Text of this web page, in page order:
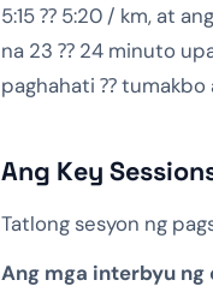
5:15 ⁇ 5:20 / km, at
na 23 ⁇ 24 minuto
paghahati ⁇ tumakbo
Ang Key
Tatlong sesyon ng
Ang mga interbyu